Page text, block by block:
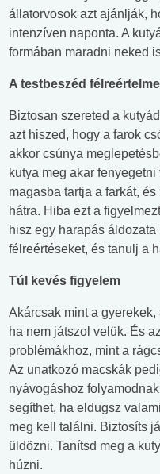
állatorvosok azt ajánlják,
intenzíven naponta. A
formában maradni neked
A testbeszéd
Biztosan szereted a
azt hiszed, hogy a farok
akkor csúnya
kutya meg akar
magasba tartja a farkát,
hátra. Hiba ezt a
hisz egy harapás
félreértéseket, és tanulj a
Túl kevés figyelem
Akárcsak mint a
ha nem játszol velük. És
problémákhoz, mint a
Az unatkozó macskák
nyávogáshoz
segíthet, ha eldugsz
meg kell találni. Biztosíts
üldözni. Tanítsd meg a
húzni.